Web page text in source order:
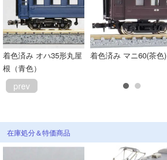
着色済み オハ35形丸屋
根（青色）
着色済み マニ60(茶色)
prev
在庫処分＆特価商品